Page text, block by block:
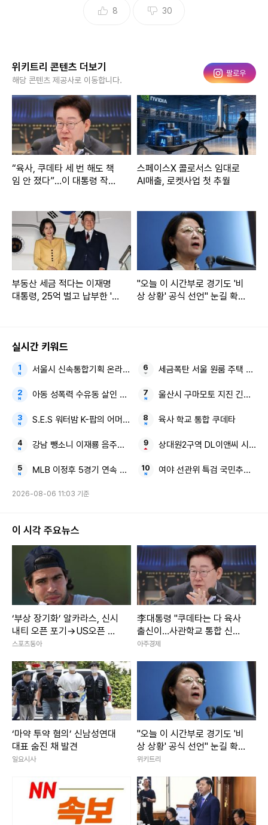
8 30
위키트리 콘텐츠 더보기
해당 콘텐츠 제공사로 이동합니다.
팔로우
“육사, 쿠데타 세 번 해도 책
임 안 졌다”…이 대통령 작심
스페이스X 콜로서스 임대로
AI매출, 로켓사업 첫 추월
부동산 세금 적다는 이재명
대통령, 25억 벌고 납부한 '세
"오늘 이 시간부로 경기도 '비
상 상황' 공식 선언" 눈길 확
실시간 키워드
서울시 신속통합기획 온라인 아카이브 부동산 정책
아동 성폭력 수유동 살인 50대의 정체
S.E.S 워터밤 K-팝의 어머니
강남 뺑소니 이재룡 음주운전
MLB 이정후 5경기 연속 안타
세금폭탄 서울 원룸 주택 보유
울산시 구마모토 지진 긴급 지
육사 학교 통합 쿠데타
상대원2구역 DL이앤씨 시공사
여야 선관위 특검 국민추천위원
2026-08-06 11:03 기준
이 시각 주요뉴스
‘부상 장기화’ 알카라스, 신시
내티 오픈 포기→US오픈 출
전 불투명
스포츠동아
李대통령 "쿠데타는 다 육사
출신이…사관학교 통합 신속
추진"
아주경제
‘마약 투약 혐의’ 신남성연대
대표 숨진 채 발견
일요시사
"오늘 이 시간부로 경기도 '비
상 상황' 공식 선언" 눈길 확
쏠린 추미애 발언
위키트리